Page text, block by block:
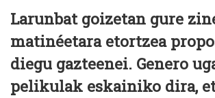
Larunbat goizetan gure
matinéetara etortzea
diegu gazteenei. Genero
pelikulak eskainiko dira,